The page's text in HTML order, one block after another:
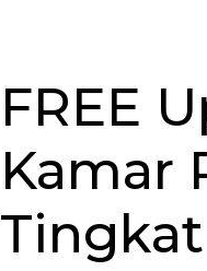
FREE
Kamar
Tingkat